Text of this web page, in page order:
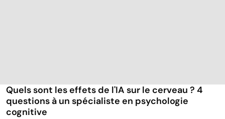
Quels sont les effets de l'IA sur le cerveau ? 4
questions à un spécialiste en psychologie
cognitive